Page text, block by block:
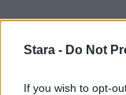
Stara - Do Not
If you wish to opt-